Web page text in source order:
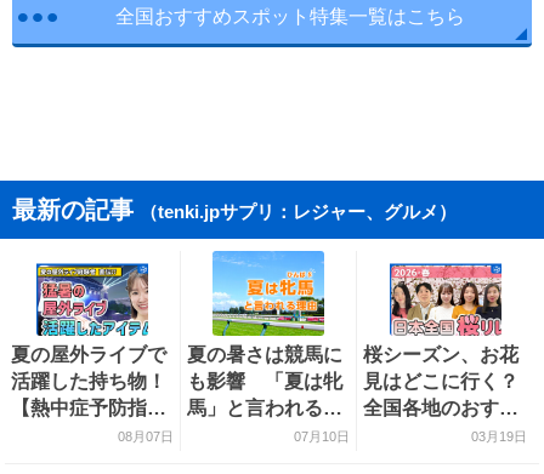
全国おすすめスポット特集一覧はこちら
最新の記事 （tenki.jpサプリ：レジャー、グルメ）
夏の屋外ライブで
活躍した持ち物！
【熱中症予防指導
員おすすめ】08月07日
夏の暑さは競馬に
も影響 「夏は牝
馬」と言われる理
07月10日
桜シーズン、お花
見はどこに行く？
全国各地のおすす
め桜スポットをご
03月19日